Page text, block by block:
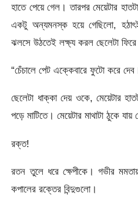
হাতে পেয়ে গেল। তারপর মেয়েটার
একটু অন্যমনস্ক হয়ে গেছিলো,
ঝলসে উঠতেই লক্ষ্য করল ছেলেটা
“চেঁচালে পেট এক্কেবারে ফুটো করে
ছেলেটা ধাক্কা দেয় ওকে, মেয়েটার
পড়ে মাটিতে। মেয়েটার মাথাটা ঠুকে যায়
রক্ত!
রতন তুলে ধরে ক্ষেপীকে। গভীর
কপালের রক্তের বিন্দুগুলো।